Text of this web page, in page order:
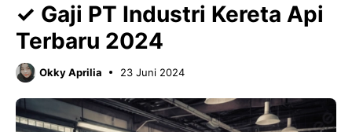
✓ Gaji PT Industri Kereta Api
Terbaru 2024
Okky Aprilia 23 Juni 2024